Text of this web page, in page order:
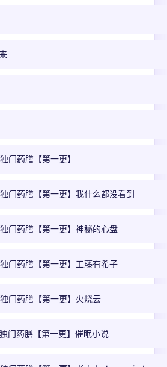
门药膳【第一更】
门药膳【第一更】我什么都没看到
门药膳【第一更】神秘的心盘
门药膳【第一更】工藤有希子
门药膳【第一更】火烧云
门药膳【第一更】催眠小说